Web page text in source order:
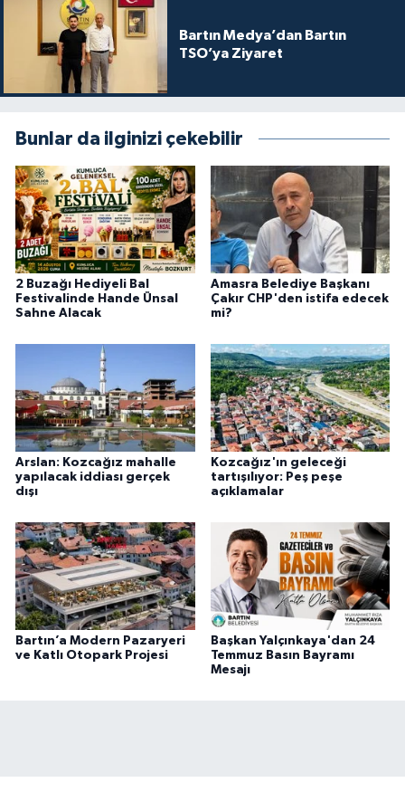
Bartın Medya’dan Bartın
TSO’ya Ziyaret
Bunlar da ilginizi çekebilir
2 Buzağı Hediyeli Bal
Festivalinde Hande Ünsal
Sahne Alacak
Amasra Belediye Başkanı
Çakır CHP'den istifa edecek
mi?
Arslan: Kozcağız mahalle
yapılacak iddiası gerçek
dışı
Kozcağız'ın geleceği
tartışılıyor: Peş peşe
açıklamalar
Bartın’a Modern Pazaryeri
ve Katlı Otopark Projesi
Başkan Yalçınkaya'dan 24
Temmuz Basın Bayramı
Mesajı